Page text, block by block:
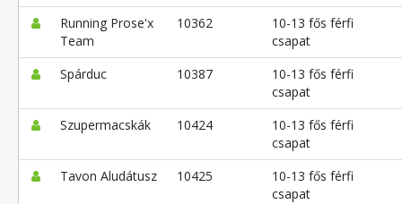
Running Prose'x
Team
10362
10-13 fős férfi
csapat
Spárduc
10387
10-13 fős férfi
csapat
Szupermacskák
10424
10-13 fős férfi
csapat
Tavon Aludátusz
10425
10-13 fős férfi
csapat